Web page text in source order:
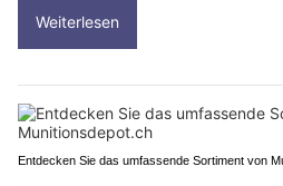
Weiterlesen
Entdecken Sie das umfassende Sortiment von